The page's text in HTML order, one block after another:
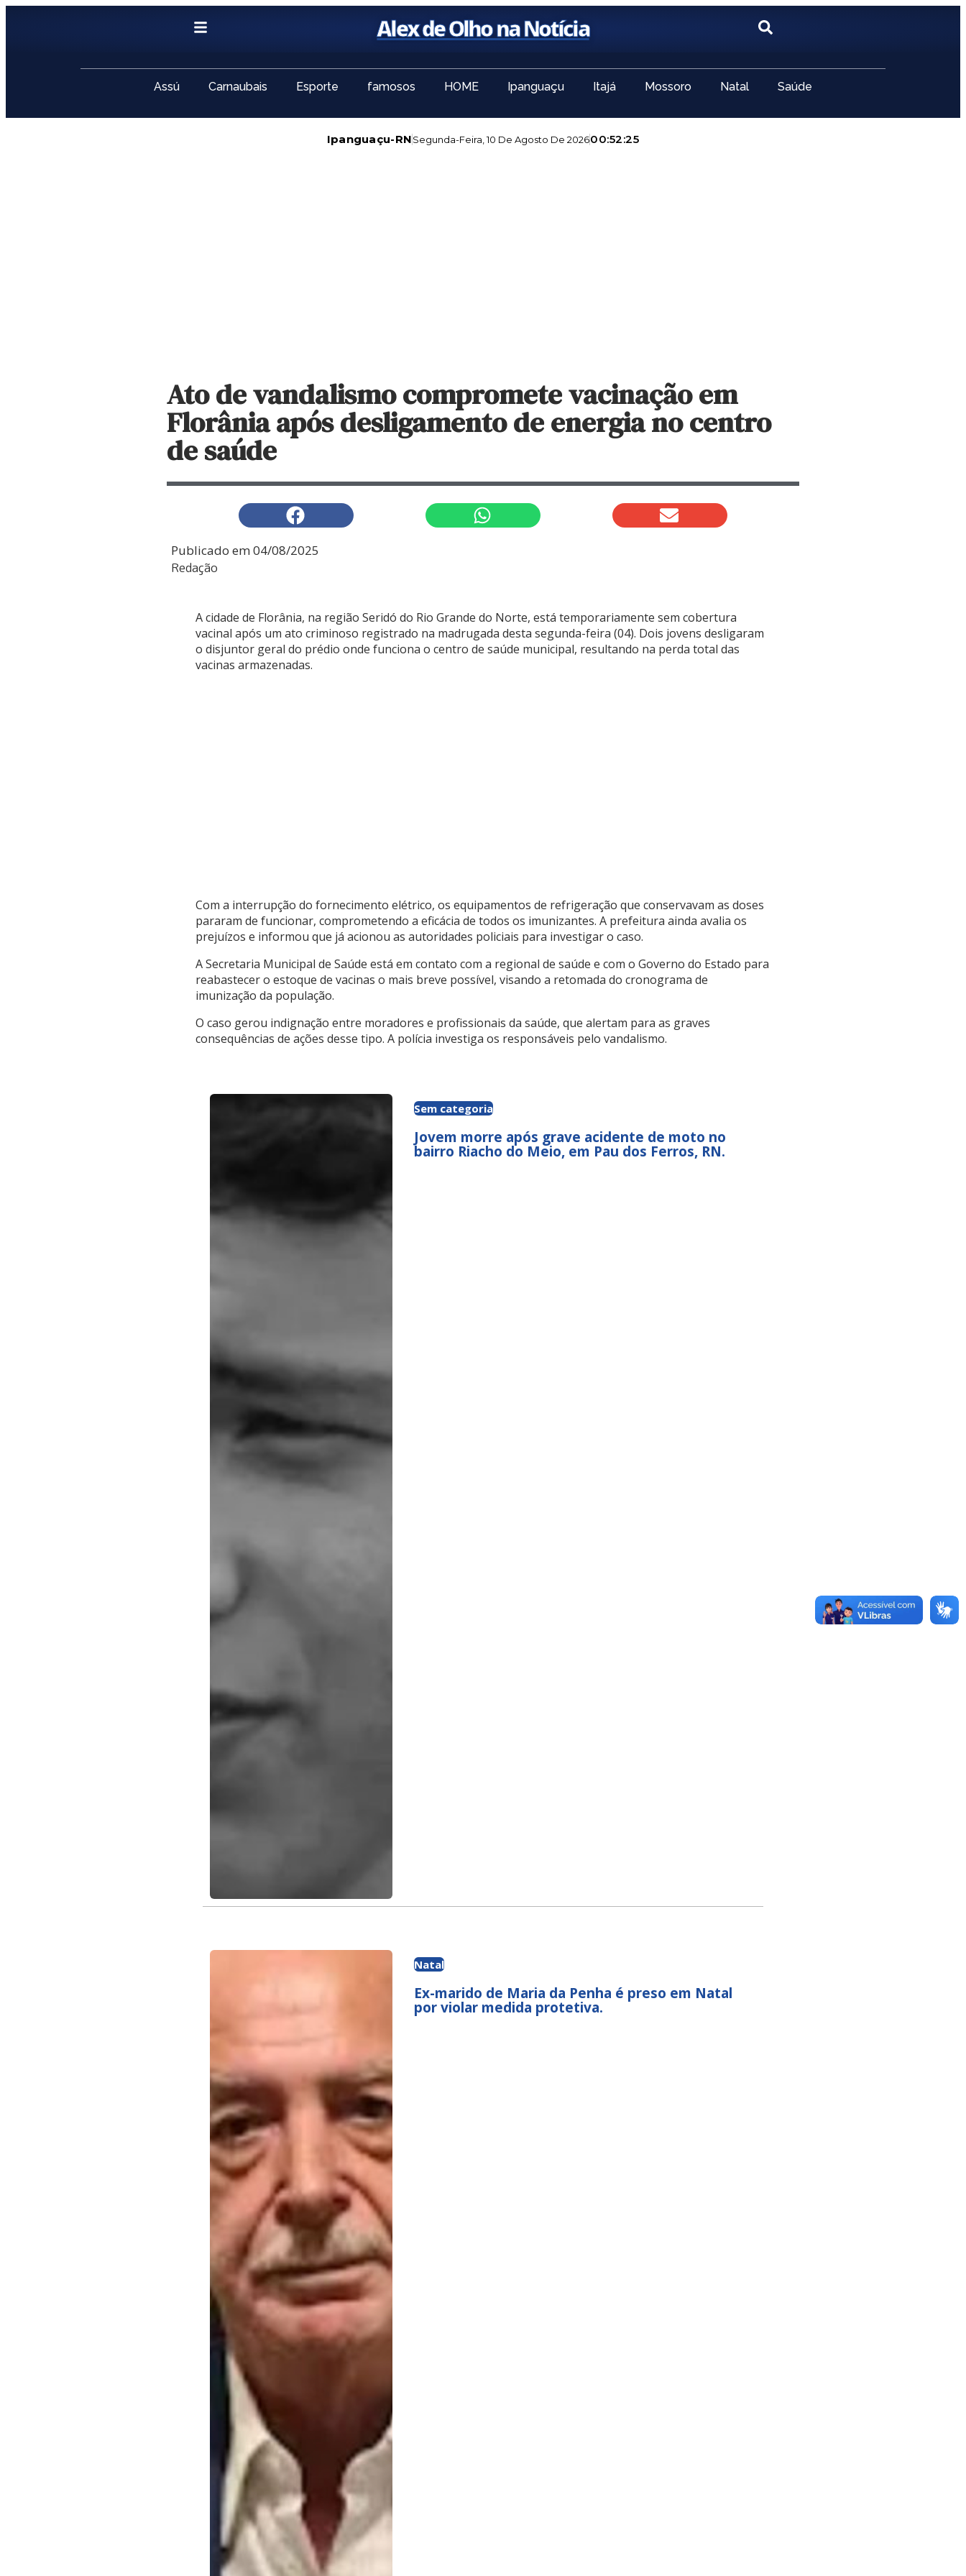
Alex de Olho na Notícia
Assú Carnaubais Esporte famosos HOME Ipanguaçu Itajá Mossoro Natal Saúde
Ipanguaçu-RNSegunda-Feira, 10 De Agosto De 202600:52:26
Ato de vandalismo compromete vacinação em
Florânia após desligamento de energia no centro
de saúde
Publicado em 04/08/2025
Redação
A cidade de Florânia, na região Seridó do Rio Grande do Norte, está temporariamente sem cobertura
vacinal após um ato criminoso registrado na madrugada desta segunda-feira (04). Dois jovens desligaram
o disjuntor geral do prédio onde funciona o centro de saúde municipal, resultando na perda total das
vacinas armazenadas.
Com a interrupção do fornecimento elétrico, os equipamentos de refrigeração que conservavam as doses
pararam de funcionar, comprometendo a eficácia de todos os imunizantes. A prefeitura ainda avalia os
prejuízos e informou que já acionou as autoridades policiais para investigar o caso.
A Secretaria Municipal de Saúde está em contato com a regional de saúde e com o Governo do Estado para
reabastecer o estoque de vacinas o mais breve possível, visando a retomada do cronograma de
imunização da população.
O caso gerou indignação entre moradores e profissionais da saúde, que alertam para as graves
consequências de ações desse tipo. A polícia investiga os responsáveis pelo vandalismo.
Sem categoria
Jovem morre após grave acidente de moto no
bairro Riacho do Meio, em Pau dos Ferros, RN.
Natal
Ex-marido de Maria da Penha é preso em Natal
por violar medida protetiva.